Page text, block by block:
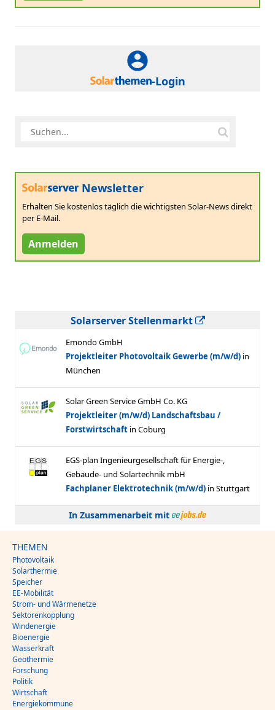
-Login
Newsletter
Erhalten Sie kostenlos täglich die wichtigsten Solar-News direkt
per E-Mail.
Anmelden
Solarserver Stellenmarkt
In Zusammenarbeit mit
THEMEN
Photovoltaik
Solarthermie
Speicher
EE-Mobilität
Strom- und Wärmenetze
Sektorenkopplung
Windenergie
Bioenergie
Wasserkraft
Geothermie
Forschung
Politik
Wirtschaft
Energiekommune